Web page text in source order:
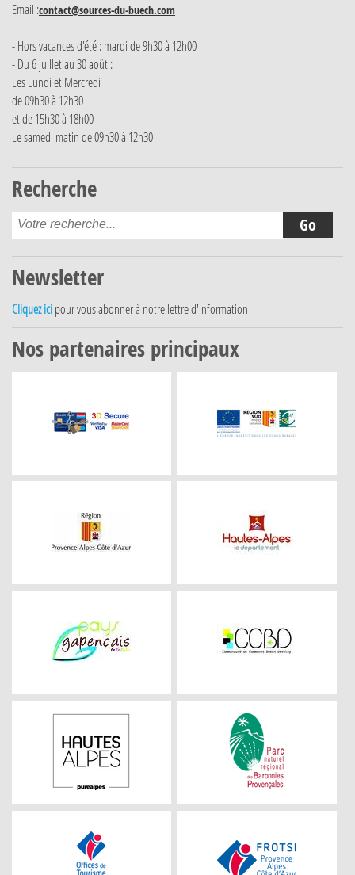
Email :contact@sources-du-buech.com
- Hors vacances d'été : mardi de 9h30 à 12h00
- Du 6 juillet au 30 août :
Les Lundi et Mercredi
de 09h30 à 12h30
et de 15h30 à 18h00
Le samedi matin de 09h30 à 12h30
Recherche
Newsletter
Cliquez ici pour vous abonner à notre lettre d'information
Nos partenaires principaux